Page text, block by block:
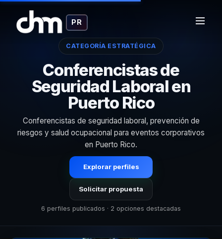
PR
CATEGORÍA ESTRATÉGICA
Conferencistas de
Seguridad Laboral en
Puerto Rico
Conferencistas de seguridad laboral, prevención de
riesgos y salud ocupacional para eventos corporativos
en Puerto Rico.
Explorar perfiles
Solicitar propuesta
6 perfiles publicados · 2 opciones destacadas